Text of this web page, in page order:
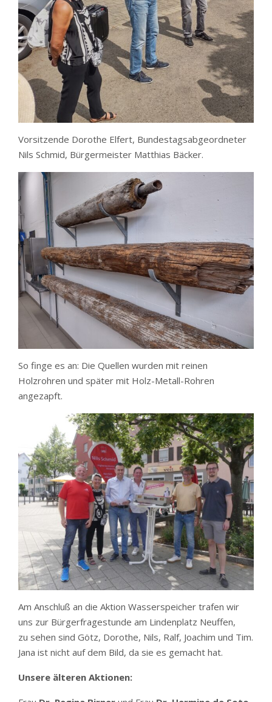
Vorsitzende Dorothe Elfert, Bundestagsabgeordneter
Nils Schmid, Bürgermeister Matthias Bäcker.
So finge es an: Die Quellen wurden mit reinen
Holzrohren und später mit Holz-Metall-Rohren
angezapft.
Am Anschluß an die Aktion Wasserspeicher trafen wir
uns zur Bürgerfragestunde am Lindenplatz Neuffen,
zu sehen sind Götz, Dorothe, Nils, Ralf, Joachim und Tim.
Jana ist nicht auf dem Bild, da sie es gemacht hat.
Unsere älteren Aktionen: